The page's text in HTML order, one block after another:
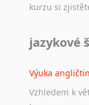
kurzu si
jazykové
Výuka
Vzhledem k